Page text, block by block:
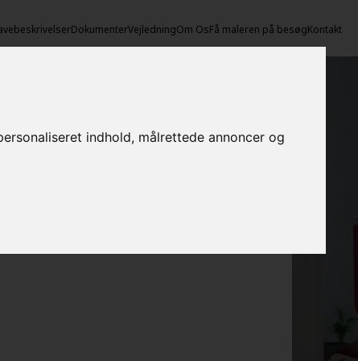
indhold, målrettede annoncer og
DokumenterVejledningOm OsFå maleren på besøgKontakt